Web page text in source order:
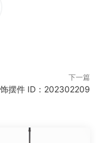
下一篇
摆件 ID：202302209